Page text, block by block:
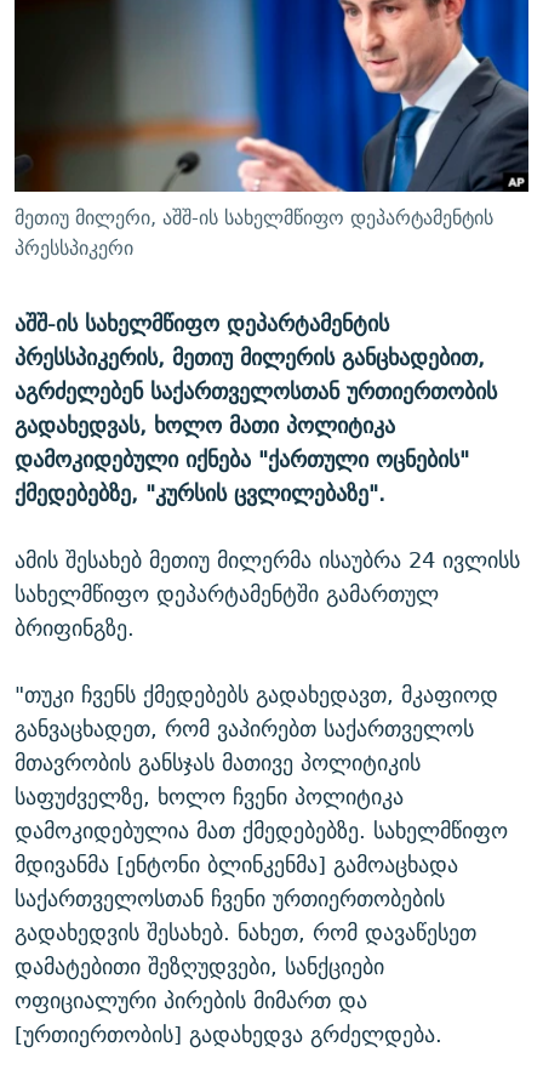
ᲚᲘᲢᲔᲠᲐᲢᲣᲠᲣᲚᲘ ᲬᲐᲮᲜᲐᲒᲔᲑᲘ
ᲐᲛᲔᲠᲘᲙᲣᲚᲘ ᲛᲝᲗᲮᲠᲝᲑᲐ
ᲘᲛᲞᲔᲠᲘᲐ ᲓᲐ ᲠᲐᲓᲘᲝ
ᲡᲐᲞᲐᲠᲚᲐᲛᲔᲜᲢᲝ ᲐᲠᲩᲔᲕᲜᲔᲑᲘᲡ ᲘᲡᲢᲝᲠᲘᲐ
ᲑᲐᲕᲨᲕᲔᲑᲘ ᲞᲠᲝᲡᲢᲘᲢᲣᲪᲘᲐᲨᲘ - ᲐᲛᲝᲣᲗᲥᲛᲔᲚᲘ ᲐᲛᲑᲐᲕᲘ
5 ᲐᲛᲑᲐᲕᲘ - 20 ᲘᲕᲜᲘᲡᲡ ᲓᲐᲨᲐᲕᲔᲑᲣᲚᲔᲑᲘ
ᲐᲒᲕᲘᲡᲢᲝᲡ ᲝᲛᲘ
რთე/რთ-ის ყველა საიტი
მეთიუ მილერი, აშშ-ის სახელმწიფო დეპარტამენტის
პრესსპიკერი
აშშ-ის სახელმწიფო დეპარტამენტის
პრესსპიკერის, მეთიუ მილერის განცხადებით,
აგრძელებენ საქართველოსთან ურთიერთობის
გადახედვას, ხოლო მათი პოლიტიკა
დამოკიდებული იქნება "ქართული ოცნების"
ქმედებებზე, "კურსის ცვლილებაზე".
ამის შესახებ მეთიუ მილერმა ისაუბრა 24 ივლისს
სახელმწიფო დეპარტამენტში გამართულ
ბრიფინგზე.
"თუკი ჩვენს ქმედებებს გადახედავთ, მკაფიოდ
განვაცხადეთ, რომ ვაპირებთ საქართველოს
მთავრობის განსჯას მათივე პოლიტიკის
საფუძველზე, ხოლო ჩვენი პოლიტიკა
დამოკიდებულია მათ ქმედებებზე. სახელმწიფო
მდივანმა [ენტონი ბლინკენმა] გამოაცხადა
საქართველოსთან ჩვენი ურთიერთობების
გადახედვის შესახებ. ნახეთ, რომ დავაწესეთ
დამატებითი შეზღუდვები, სანქციები
ოფიციალური პირების მიმართ და
[ურთიერთობის] გადახედვა გრძელდება.